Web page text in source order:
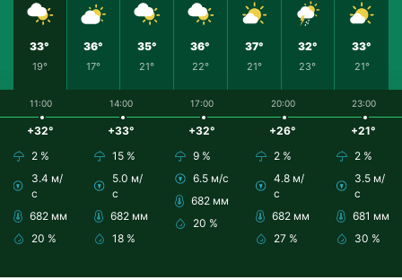
33°
19°
36°
17°
35°
21°
36°
22°
37°
21°
32°
23°
33°
21°
11:00
+32°
2 %
3.4 м/
с
682 мм
20 %
14:00
+33°
15 %
5.0 м/
с
682 мм
18 %
17:00
+32°
9 %
6.5 м/с
682 мм
20 %
20:00
+26°
2 %
4.8 м/
с
682 мм
27 %
23:00
+21°
2 %
3.5 м/
с
681 мм
30 %